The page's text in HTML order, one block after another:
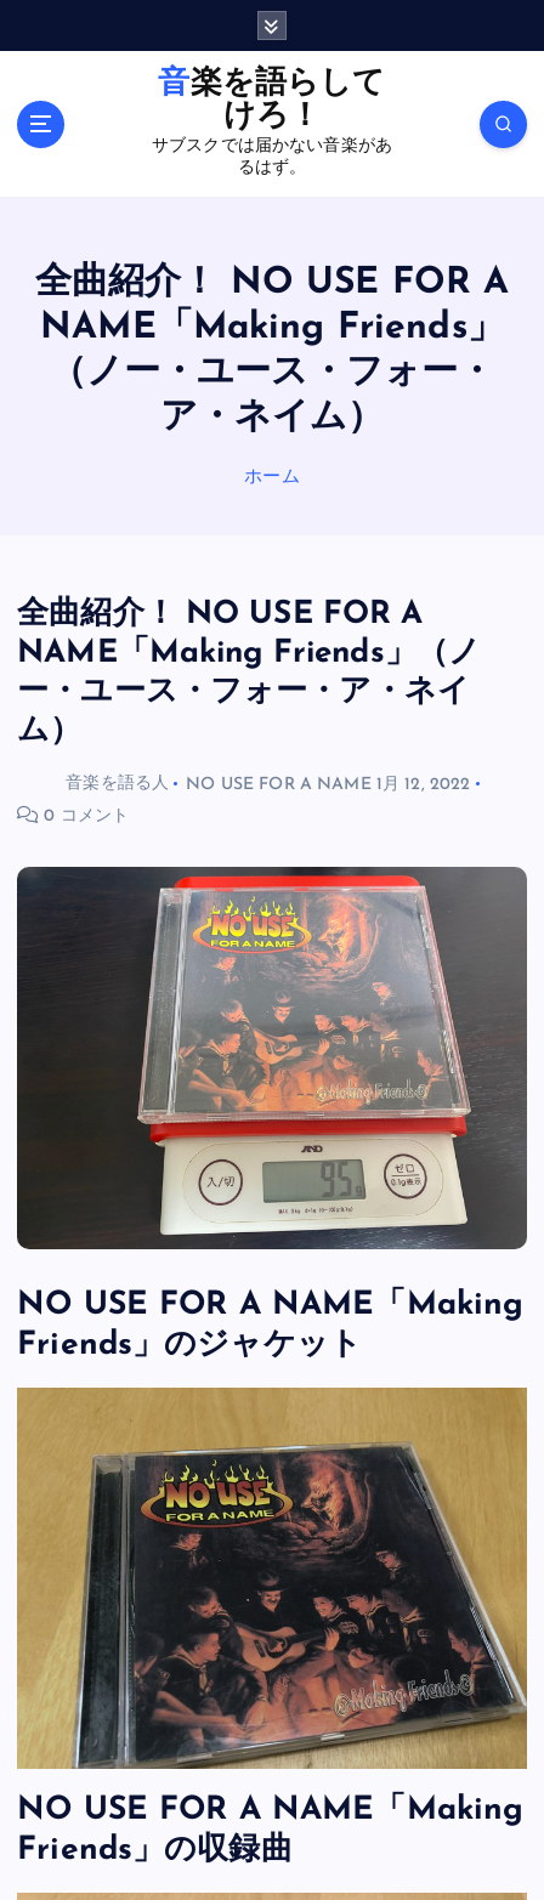
音楽を語らして
けろ！
サブスクでは届かない音楽があ
るはず。
全曲紹介！ NO USE FOR A
NAME「Making Friends」
（ノー・ユース・フォー・
ア・ネイム）
ホーム
全曲紹介！ NO USE FOR A
NAME「Making Friends」（ノ
ー・ユース・フォー・ア・ネイ
ム）
音楽を語る人 NO USE FOR A NAME 1月 12, 2022
0 コメント
NO USE FOR A NAME「Making
Friends」のジャケット
NO USE FOR A NAME「Making
Friends」の収録曲